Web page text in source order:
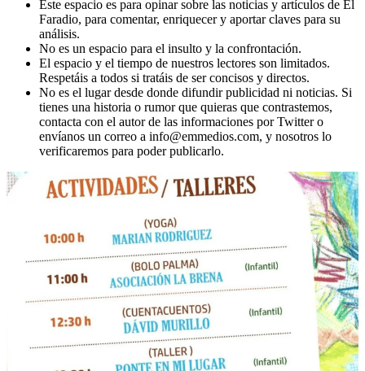
Este espacio es para opinar sobre las noticias y artículos de El
Faradio, para comentar, enriquecer y aportar claves para su
análisis.
No es un espacio para el insulto y la confrontación.
El espacio y el tiempo de nuestros lectores son limitados.
Respetáis a todos si tratáis de ser concisos y directos.
No es el lugar desde donde difundir publicidad ni noticias. Si
tienes una historia o rumor que quieras que contrastemos,
contacta con el autor de las informaciones por Twitter o
envíanos un correo a info@emmedios.com, y nosotros lo
verificaremos para poder publicarlo.